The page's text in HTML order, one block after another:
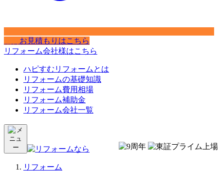
お見積もりはこちら
リフォーム会社様はこちら
ハピすむリフォームとは
リフォームの基礎知識
リフォーム費用相場
リフォーム補助金
リフォーム会社一覧
リフォーム